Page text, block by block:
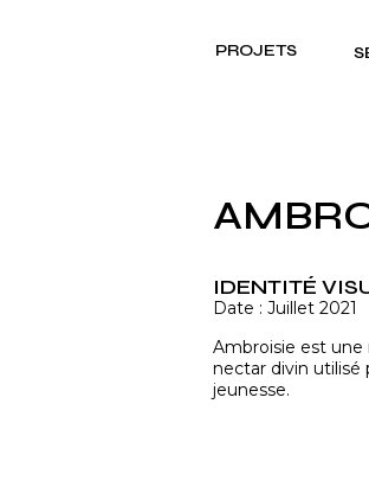
PROJETS
IDENTITÉ
Date : Juillet 2021
Ambroisie est une
nectar divin utilisé
jeunesse.